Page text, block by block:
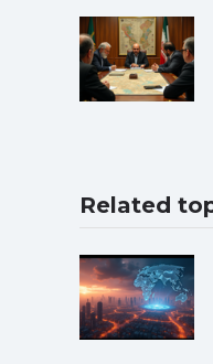
Related